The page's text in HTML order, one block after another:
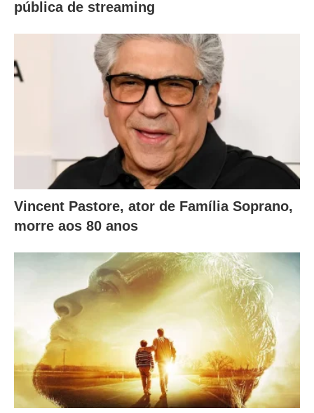
pública de streaming
Vincent Pastore, ator de Família Soprano,
morre aos 80 anos